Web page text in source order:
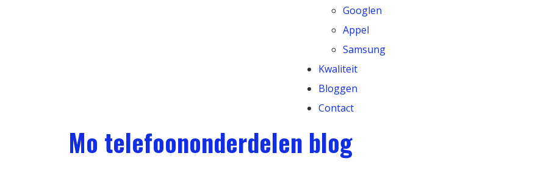
Googlen
Appel
Samsung
Kwaliteit
Bloggen
Contact
Mo telefoononderdelen blog